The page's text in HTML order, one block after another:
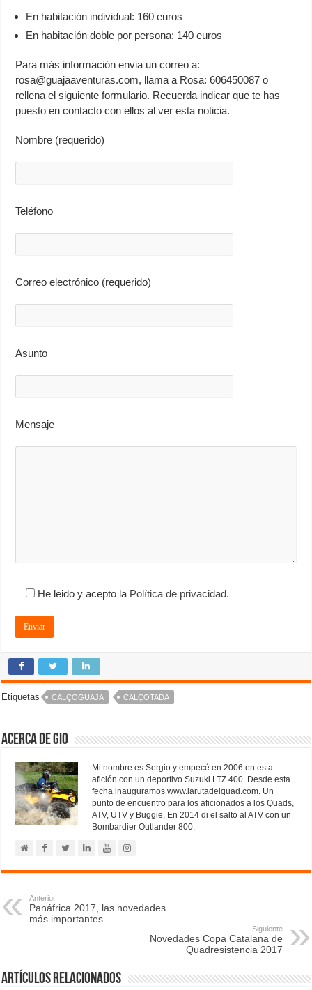
En habitación individual: 160 euros
En habitación doble por persona: 140 euros
Para más información envia un correo a:
rosa@guajaaventuras.com, llama a Rosa: 606450087 o
rellena el siguiente formulario. Recuerda indicar que te has
puesto en contacto con ellos al ver esta noticia.
Nombre (requerido)
Teléfono
Correo electrónico (requerido)
Asunto
Mensaje
He leido y acepto la Política de privacidad.
Etiquetas CALÇOGUAJA CALÇOTADA
Acerca de Gio
Mi nombre es Sergio y empecé en 2006 en esta
afición con un deportivo Suzuki LTZ 400. Desde esta
fecha inauguramos www.larutadelquad.com. Un
punto de encuentro para los aficionados a los Quads,
ATV, UTV y Buggie. En 2014 di el salto al ATV con un
Bombardier Outlander 800.
Anterior
Panáfrica 2017, las novedades
más importantes
Siguiente
Novedades Copa Catalana de
Quadresistencia 2017
Artículos relacionados